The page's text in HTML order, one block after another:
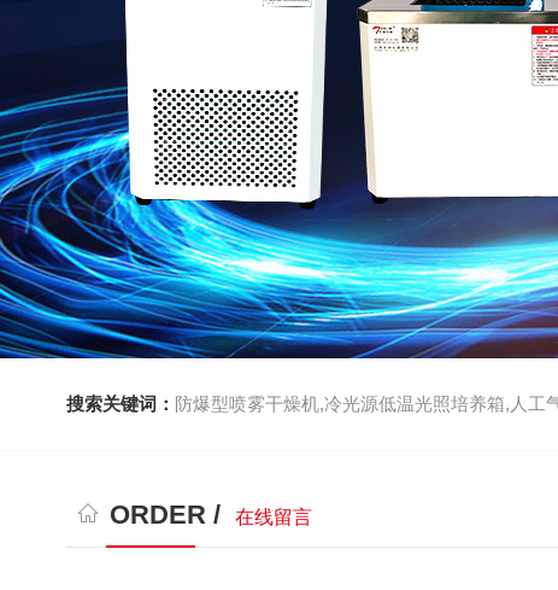
搜索关键词： 防爆型喷雾干燥机,冷光源低温光照培养箱,人工
ORDER / 在线留言